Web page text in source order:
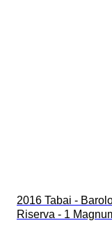
2016 Tabai -
Riserva - 1